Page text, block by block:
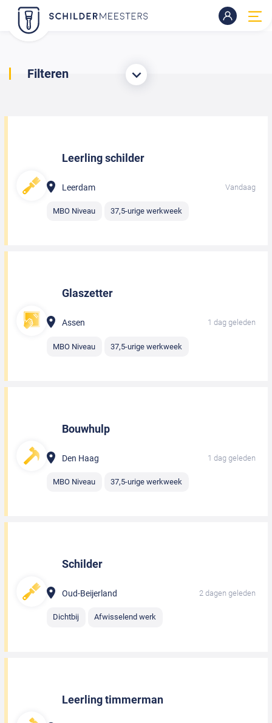
Filteren
Leerling schilder
Leerdam Vandaag
MBO Niveau 37,5-urige werkweek
Glaszetter
Assen 1 dag geleden
MBO Niveau 37,5-urige werkweek
Bouwhulp
Den Haag 1 dag geleden
MBO Niveau 37,5-urige werkweek
Schilder
Oud-Beijerland 2 dagen geleden
Dichtbij Afwisselend werk
Leerling timmerman